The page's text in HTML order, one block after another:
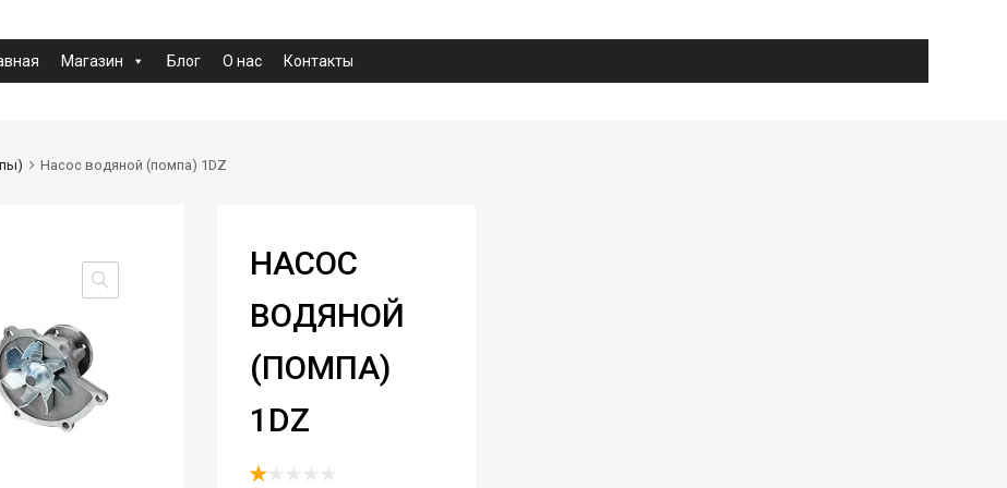
Магазин Блог О нас Контакты
Насос водяной (помпа) 1DZ
НАСОС
ВОДЯНОЙ
(ПОМПА)
1DZ